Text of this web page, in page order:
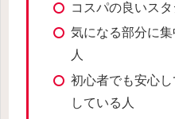
コスパの良いス
気になる部分に
人
初心者でも安心
している人